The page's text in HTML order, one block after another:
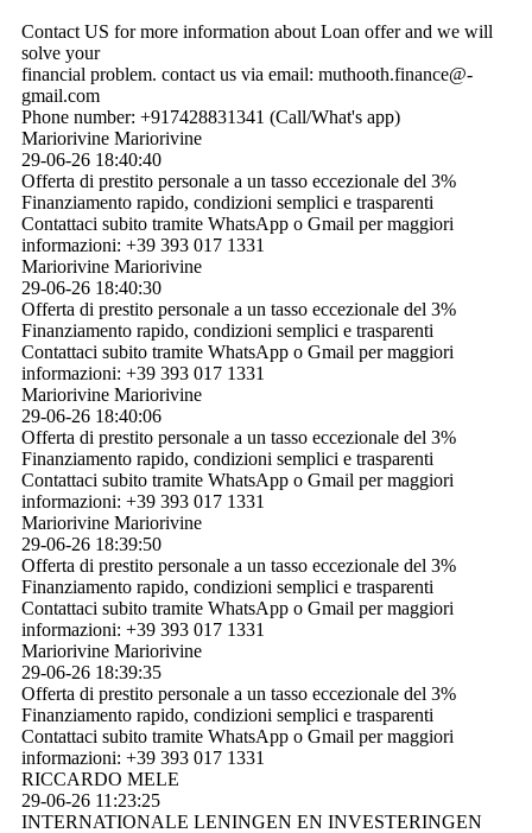
Contact US for more information about Loan offer and we will
solve your
financial problem. contact us via email: muthooth.­finance@­
gmail.­com
Phone number: +917428831341 (Call/What's app)
Mariorivine Mariorivine
29-06-26 18:40:40
Offerta di prestito personale a un tasso eccezionale del 3%
Finanziamento rapido, condizioni semplici e trasparenti
Contattaci subito tramite WhatsApp o Gmail per maggiori
informazioni: +39 393 017 1331
Mariorivine Mariorivine
29-06-26 18:40:30
Offerta di prestito personale a un tasso eccezionale del 3%
Finanziamento rapido, condizioni semplici e trasparenti
Contattaci subito tramite WhatsApp o Gmail per maggiori
informazioni: +39 393 017 1331
Mariorivine Mariorivine
29-06-26 18:40:06
Offerta di prestito personale a un tasso eccezionale del 3%
Finanziamento rapido, condizioni semplici e trasparenti
Contattaci subito tramite WhatsApp o Gmail per maggiori
informazioni: +39 393 017 1331
Mariorivine Mariorivine
29-06-26 18:39:50
Offerta di prestito personale a un tasso eccezionale del 3%
Finanziamento rapido, condizioni semplici e trasparenti
Contattaci subito tramite WhatsApp o Gmail per maggiori
informazioni: +39 393 017 1331
Mariorivine Mariorivine
29-06-26 18:39:35
Offerta di prestito personale a un tasso eccezionale del 3%
Finanziamento rapido, condizioni semplici e trasparenti
Contattaci subito tramite WhatsApp o Gmail per maggiori
informazioni: +39 393 017 1331
RICCARDO MELE
29-06-26 11:23:25
INTERNATIONALE LENINGEN EN INVESTERINGEN